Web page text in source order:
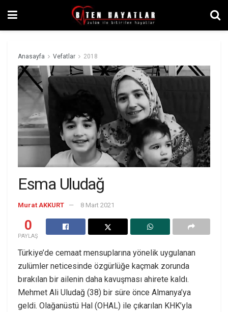
Anasayfa Vefatlar 2018
Esma Uludağ
Murat AKKURT 8 Mart 2021
0
PAYLAŞ
Türkiye’de cemaat mensuplarına yönelik uygulanan
zulümler neticesinde özgürlüğe kaçmak zorunda
bırakılan bir ailenin daha kavuşması ahirete kaldı.
Mehmet Ali Uludağ (38) bir süre önce Almanya’ya
geldi. Olağanüstü Hal (OHAL) ile çıkarılan KHK’yla